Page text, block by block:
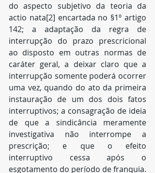
do aspecto subjetivo da teoria da
actio nata[2] encartada no §1º artigo
142; a adaptação da regra de
interrupção do prazo prescricional
ao disposto em outras normas de
caráter geral, a deixar claro que a
interrupção somente poderá ocorrer
uma vez, quando do ato da primeira
instauração de um dos dois fatos
interruptivos; a consagração de ideia
de que a sindicância meramente
investigativa não interrompe a
prescrição; e que o efeito
interruptivo cessa após o
esgotamento do período de franquia.